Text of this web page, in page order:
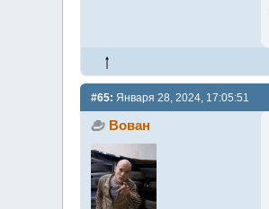
#65: Января 28, 2024, 17:05:51
Вован